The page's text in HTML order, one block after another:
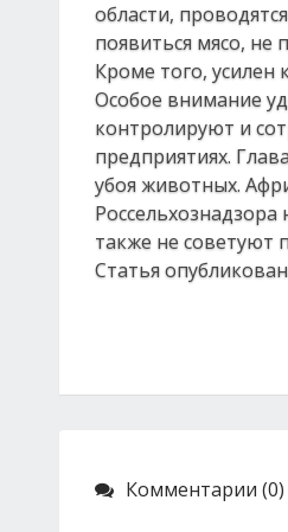
области,
появиться мясо, не
Кроме того, усилен
Особое внимание
контролируют и
предприятиях.
убоя животных.
также не советуют
Статья
Комментарии (0)